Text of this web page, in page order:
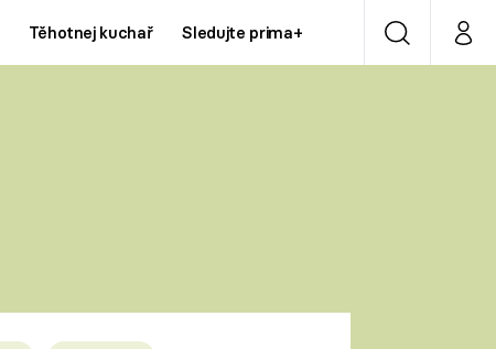
Těhotnej kuchař Sledujte prima+ VyhledáváníMůj